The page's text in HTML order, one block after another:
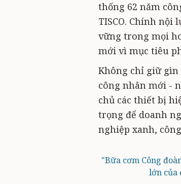
thống 62 năm
TISCO. Chính
vững trong mọi
mới vì mục tiêu
Không chỉ giữ gìn
công nhân mới -
chủ các thiết bị
trọng để doanh
nghiệp xanh,
"Bữa cơm Công
lớn của